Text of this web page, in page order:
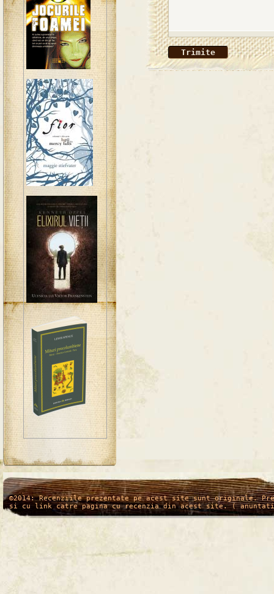
/* */
©2014: Recenziile prezentate pe acest site sunt originale.
si cu link catre pagina cu recenzia din acest site. (